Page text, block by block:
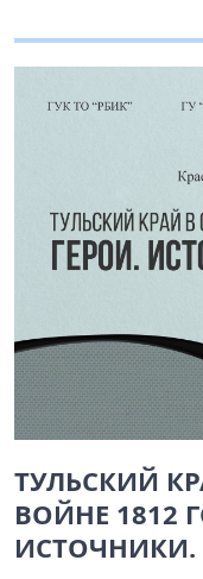
ТУЛЬСКИЙ
ВОЙНЕ 1812